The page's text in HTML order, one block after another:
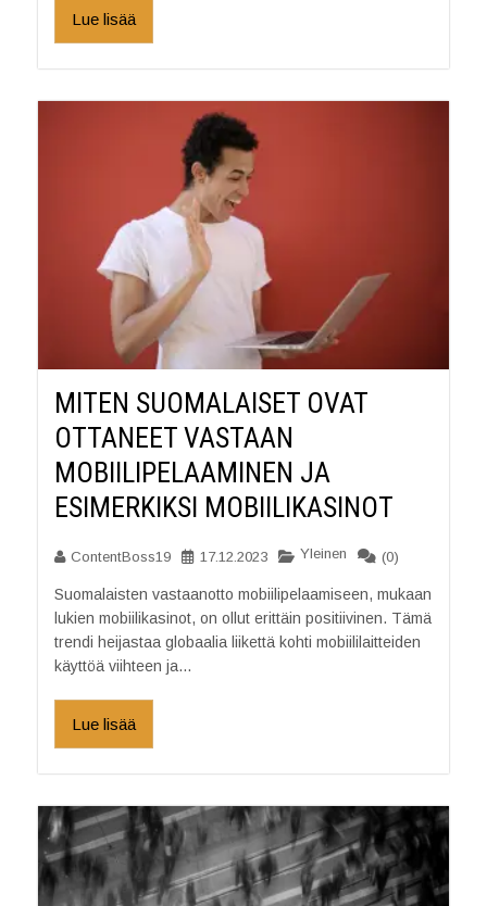
Lue lisää
MITEN SUOMALAISET OVAT
OTTANEET VASTAAN
MOBIILIPELAAMINEN JA
ESIMERKIKSI MOBIILIKASINOT
ContentBoss19 17.12.2023 Yleinen (0)
Suomalaisten vastaanotto mobiilipelaamiseen, mukaan
lukien mobiilikasinot, on ollut erittäin positiivinen. Tämä
trendi heijastaa globaalia liikettä kohti mobiililaitteiden
käyttöä viihteen ja...
Lue lisää